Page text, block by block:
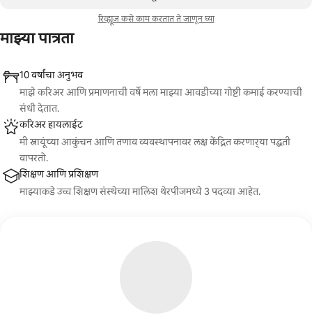
रिव्ह्यूज कसे काम करतात ते जाणून घ्या
माझ्या पात्रता
10 वर्षांचा अनुभव
माझे करिअर आणि प्रमाणनाची वर्षे मला माझ्या आवडीच्या गोष्टी कमाई करण्याची
संधी देतात.
करिअर हायलाईट
मी स्नायूंच्या आकुंचन आणि तणाव व्यवस्थापनावर लक्ष केंद्रित करणार्‍या पद्धती
वापरतो.
शिक्षण आणि प्रशिक्षण
माझ्याकडे उच्च शिक्षण संस्थेच्या मालिश थेरपीजमध्ये 3 पदव्या आहेत.